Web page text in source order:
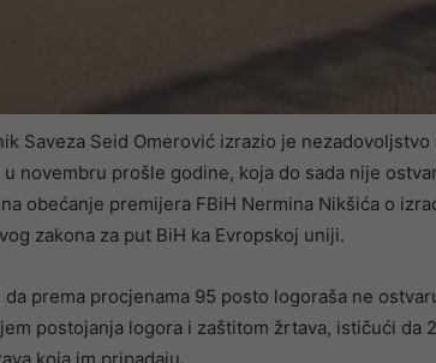
Saveza Seid Omerović izrazio je
novembru prošle godine, koja do sada nije
obećanje premijera FBiH Nermina Nikšića o
zakona za put BiH ka Evropskoj uniji.
da prema procjenama 95 posto logoraša ne
postojanja logora i zaštitom žrtava, ističući da